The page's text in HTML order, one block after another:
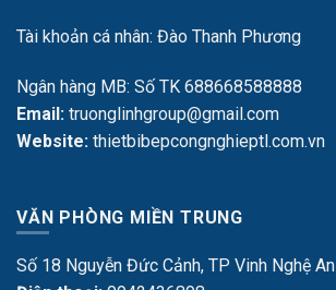
Tài khoản cá nhân: Đào Thanh Phương
Ngân hàng MB: Số TK 688668588888
Email: truonglinhgroup@gmail.com
Website: thietbibepcongnghieptl.com.vn
VĂN PHÒNG MIỀN TRUNG
Số 18 Nguyễn Đức Cảnh, TP Vinh Nghệ An